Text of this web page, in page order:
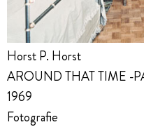
Horst P. Horst
AROUND THAT TIME -
1969
Fotografie